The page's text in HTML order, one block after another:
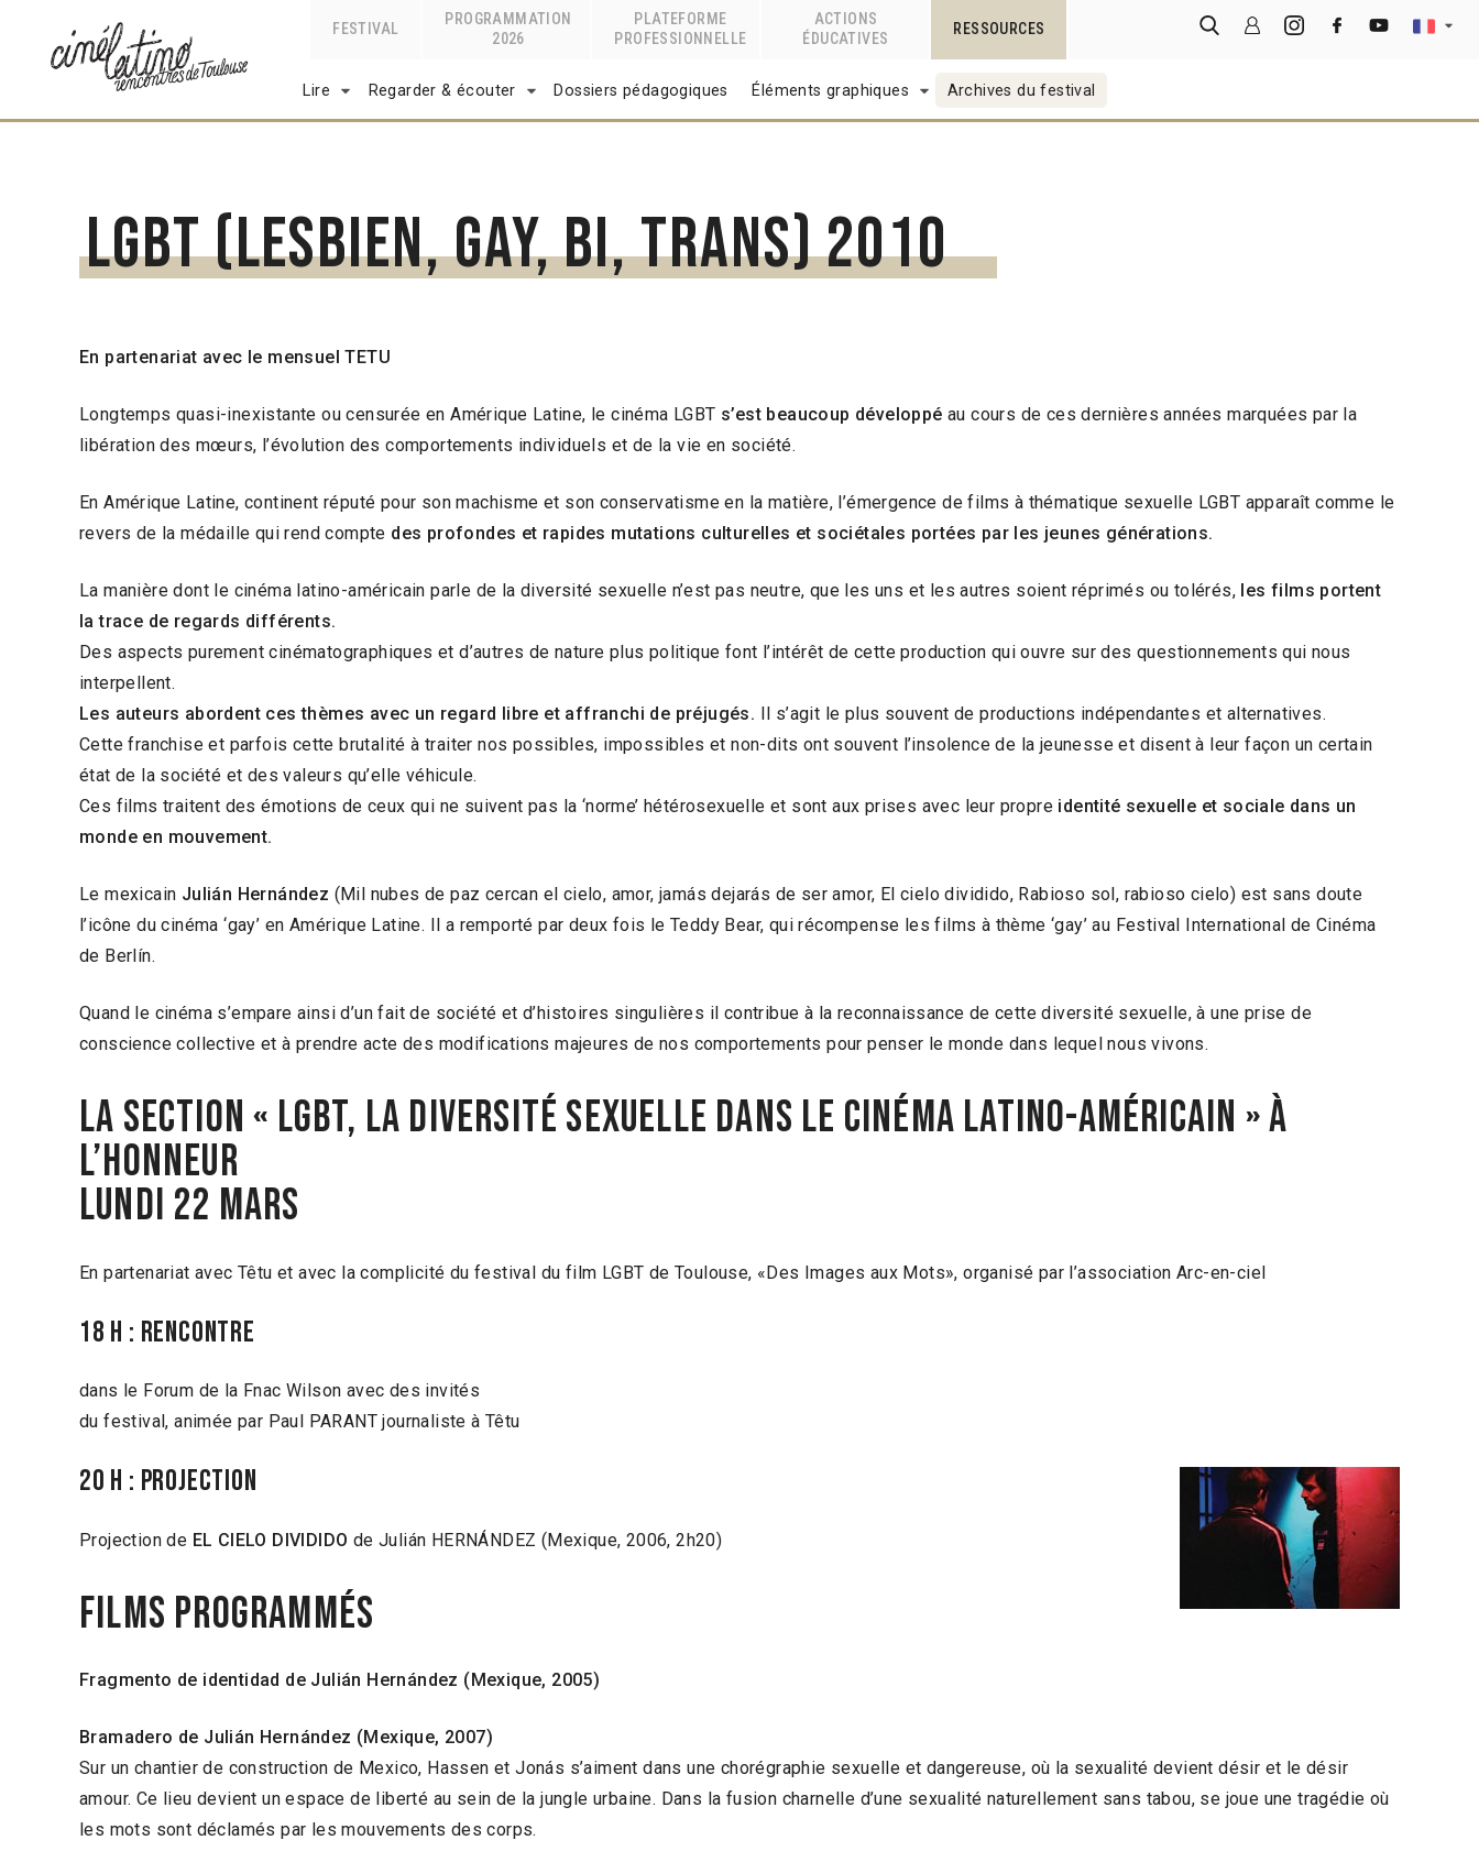
FESTIVAL
PROGRAMMATION
2026
PLATEFORME
PROFESSIONNELLE
ACTIONS
ÉDUCATIVES
RESSOURCES
Lire Regarder & écouter Dossiers pédagogiques Éléments graphiques Archives du festival
LGBT (lesbien, gay, bi, trans) 2010
En partenariat avec le mensuel TETU
Longtemps quasi-inexistante ou censurée en Amérique Latine, le cinéma LGBT s’est beaucoup développé au cours de ces dernières années marquées par la
libération des mœurs, l’évolution des comportements individuels et de la vie en société.
En Amérique Latine, continent réputé pour son machisme et son conservatisme en la matière, l’émergence de films à thématique sexuelle LGBT apparaît comme le
revers de la médaille qui rend compte des profondes et rapides mutations culturelles et sociétales portées par les jeunes générations.
La manière dont le cinéma latino-américain parle de la diversité sexuelle n’est pas neutre, que les uns et les autres soient réprimés ou tolérés, les films portent
la trace de regards différents.
Des aspects purement cinématographiques et d’autres de nature plus politique font l’intérêt de cette production qui ouvre sur des questionnements qui nous
interpellent.
Les auteurs abordent ces thèmes avec un regard libre et affranchi de préjugés. Il s’agit le plus souvent de productions indépendantes et alternatives.
Cette franchise et parfois cette brutalité à traiter nos possibles, impossibles et non-dits ont souvent l’insolence de la jeunesse et disent à leur façon un certain
état de la société et des valeurs qu’elle véhicule.
Ces films traitent des émotions de ceux qui ne suivent pas la ‘norme’ hétérosexuelle et sont aux prises avec leur propre identité sexuelle et sociale dans un
monde en mouvement.
Le mexicain Julián Hernández (Mil nubes de paz cercan el cielo, amor, jamás dejarás de ser amor, El cielo dividido, Rabioso sol, rabioso cielo) est sans doute
l’icône du cinéma ‘gay’ en Amérique Latine. Il a remporté par deux fois le Teddy Bear, qui récompense les films à thème ‘gay’ au Festival International de Cinéma
de Berlín.
Quand le cinéma s’empare ainsi d’un fait de société et d’histoires singulières il contribue à la reconnaissance de cette diversité sexuelle, à une prise de
conscience collective et à prendre acte des modifications majeures de nos comportements pour penser le monde dans lequel nous vivons.
LA SECTION « LGBT, LA DIVERSITÉ SEXUELLE DANS LE CINÉMA LATINO-AMÉRICAIN » À
L’HONNEUR
LUNDI 22 MARS
En partenariat avec Têtu et avec la complicité du festival du film LGBT de Toulouse, «Des Images aux Mots», organisé par l’association Arc-en-ciel
18 H : RENCONTRE
dans le Forum de la Fnac Wilson avec des invités
du festival, animée par Paul PARANT journaliste à Têtu
20 H : PROJECTION
Projection de EL CIELO DIVIDIDO de Julián HERNÁNDEZ (Mexique, 2006, 2h20)
Films programmés
Fragmento de identidad de Julián Hernández (Mexique, 2005)
Bramadero de Julián Hernández (Mexique, 2007)
Sur un chantier de construction de Mexico, Hassen et Jonás s’aiment dans une chorégraphie sexuelle et dangereuse, où la sexualité devient désir et le désir
amour. Ce lieu devient un espace de liberté au sein de la jungle urbaine. Dans la fusion charnelle d’une sexualité naturellement sans tabou, se joue une tragédie où
les mots sont déclamés par les mouvements des corps.